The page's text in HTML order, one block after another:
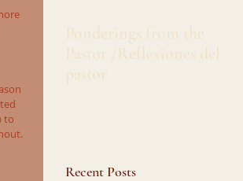
to
Ponderings from the
Pastor /Reflexiones del
pastor
Recent Posts